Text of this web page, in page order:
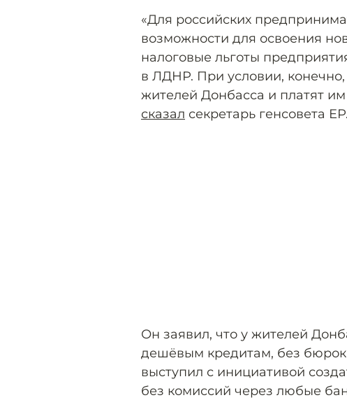
«Для российских
возможности для освоения
налоговые льготы
в ЛДНР. При условии,
жителей Донбасса и платят
сказал секретарь генсовета ЕР.
Он заявил, что у жителей
дешёвым кредитам, без
выступил с инициативой
без комиссий через любые